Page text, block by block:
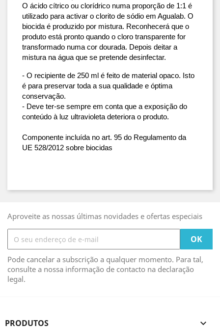
O ácido cítrico ou clorídrico numa proporção de 1:1 é
utilizado para activar o clorito de sódio em Agualab. O
biocida é produzido por mistura. Reconhecerá que o
produto está pronto quando o cloro transparente for
transformado numa cor dourada. Depois deitar a
mistura na água que se pretende desinfectar.
- O recipiente de 250 ml é feito de material opaco. Isto
é para preservar toda a sua qualidade e óptima
conservação.
- Deve ter-se sempre em conta que a exposição do
conteúdo à luz ultravioleta deteriora o produto.
Componente incluída no art. 95 do Regulamento da
UE 528/2012 sobre biocidas
Aproveite as nossas últimas novidades e ofertas especiais
Pode cancelar a subscrição a qualquer momento. Para tal,
consulte a nossa informação de contacto na declaração
legal.
PRODUTOS 